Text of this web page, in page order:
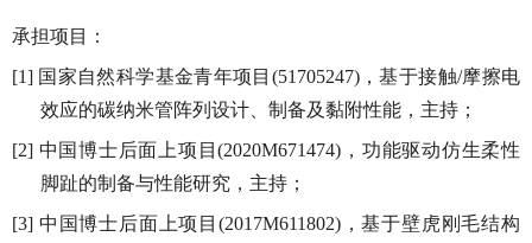
承担项目：
[1] 国家自然科学基金青年项目 (51705247)，基于接触/摩擦电
效应的碳纳米管阵列设计、制备及黏附性能，主持；
[2] 中国博士后面上项目(2020M671474) ，功能驱动仿生柔性
脚趾的制备与性能研究，主持；
[3] 中国博士后面上项目 (2017M611802)，基于壁虎刚毛结构